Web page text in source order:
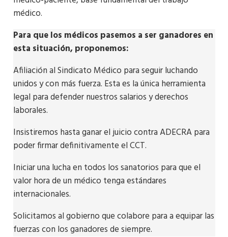
médico.
Para que los médicos pasemos a ser ganadores en
esta situación, proponemos:
Afiliación al Sindicato Médico para seguir luchando
unidos y con más fuerza. Esta es la única herramienta
legal para defender nuestros salarios y derechos
laborales.
Insistiremos hasta ganar el juicio contra ADECRA para
poder firmar definitivamente el CCT.
Iniciar una lucha en todos los sanatorios para que el
valor hora de un médico tenga estándares
internacionales.
Solicitamos al gobierno que colabore para a equipar las
fuerzas con los ganadores de siempre.